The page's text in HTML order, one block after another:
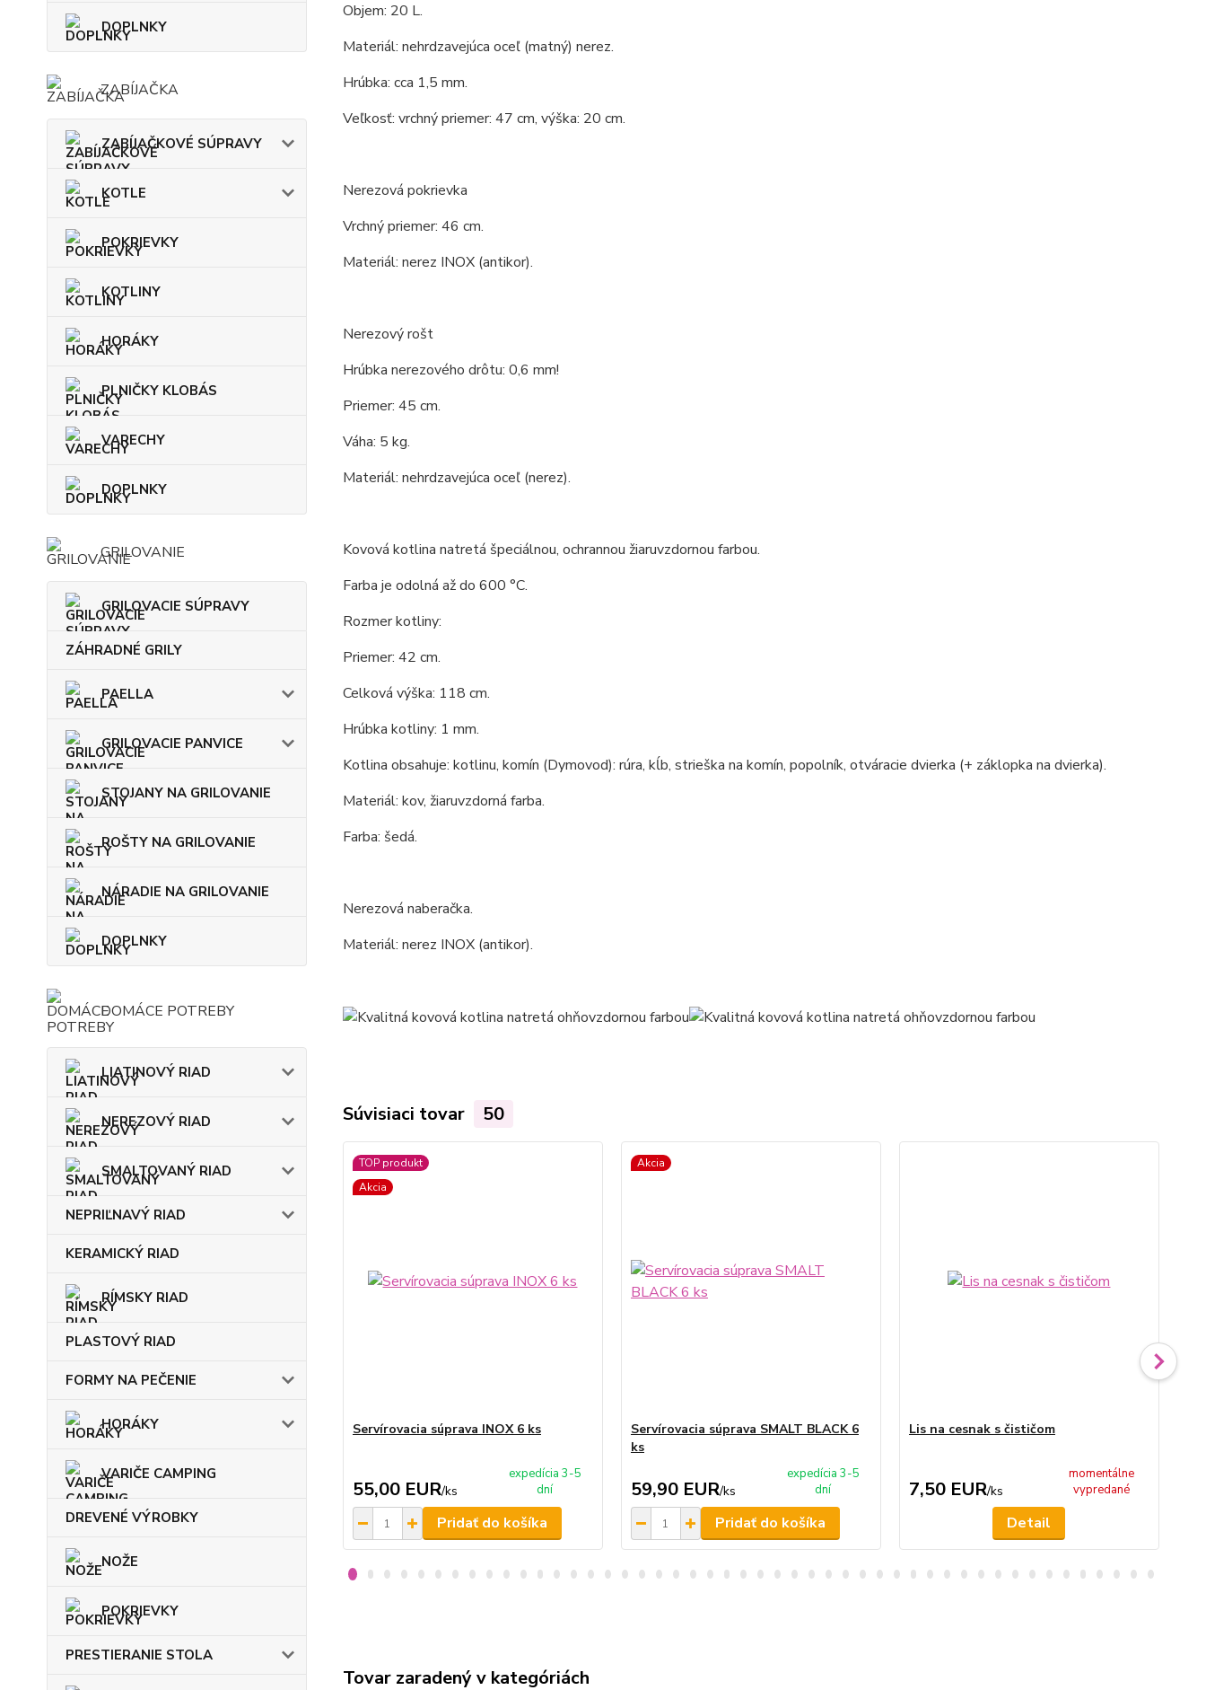
DOPLNKY
ZABÍJAČKA
ZABÍJAČKOVÉ SÚPRAVY
KOTLE
POKRIEVKY
KOTLINY
HORÁKY
PLNIČKY KLOBÁS
VARECHY
DOPLNKY
GRILOVANIE
GRILOVACIE SÚPRAVY
ZÁHRADNÉ GRILY
PAELLA
GRILOVACIE PANVICE
STOJANY NA GRILOVANIE
ROŠTY NA GRILOVANIE
NÁRADIE NA GRILOVANIE
DOPLNKY
DOMÁCE POTREBY
LIATINOVÝ RIAD
NEREZOVÝ RIAD
SMALTOVANÝ RIAD
NEPRIĽNAVÝ RIAD
KERAMICKÝ RIAD
RÍMSKY RIAD
PLASTOVÝ RIAD
FORMY NA PEČENIE
HORÁKY
VARIČE CAMPING
DREVENÉ VÝROBKY
NOŽE
POKRIEVKY
PRESTIERANIE STOLA
Objem: 20 L.
Materiál: nehrdzavejúca oceľ (matný) nerez.
Hrúbka: cca 1,5 mm.
Veľkosť: vrchný priemer: 47 cm, výška: 20 cm.
Nerezová pokrievka
Vrchný priemer: 46 cm.
Materiál: nerez INOX (antikor).
Nerezový rošt
Hrúbka nerezového drôtu: 0,6 mm!
Priemer: 45 cm.
Váha: 5 kg.
Materiál: nehrdzavejúca oceľ (nerez).
Kovová kotlina natretá špeciálnou, ochrannou žiaruvzdornou farbou.
Farba je odolná až do 600 °C.
Rozmer kotliny:
Priemer: 42 cm.
Celková výška: 118 cm.
Hrúbka kotliny: 1 mm.
Kotlina obsahuje: kotlinu, komín (Dymovod): rúra, kĺb, strieška na komín, popolník, otváracie dvierka (+ záklopka na dvierka).
Materiál: kov, žiaruvzdorná farba.
Farba: šedá.
Nerezová naberačka.
Materiál: nerez INOX (antikor).
Súvisiaci tovar 50
TOP produkt
Akcia
Servírovacia súprava INOX 6 ks
55,00 EUR/ks
expedícia 3-5
dní
Pridať do košíka
Akcia
Servírovacia súprava SMALT BLACK 6
ks
59,90 EUR/ks
expedícia 3-5
dní
Pridať do košíka
Lis na cesnak s čističom
7,50 EUR/ks
momentálne
vypredané
Detail
Tovar zaradený v kategóriách